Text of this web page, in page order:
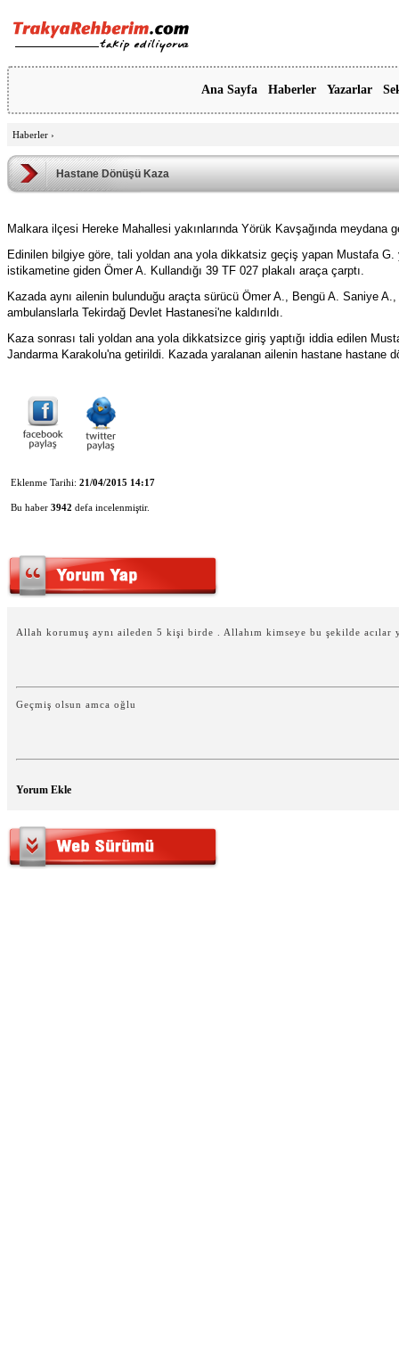
Ana Sayfa Haberler Yazarlar
Haberler ›
Hastane Dönüşü Kaza
Malkara ilçesi Hereke Mahallesi yakınlarında Yörük Kavşağında meydana
Edinilen bilgiye göre, tali yoldan ana yola dikkatsiz geçiş yapan Mustafa
istikametine giden Ömer A. Kullandığı 39 TF 027 plakalı araça çarptı.
Kazada aynı ailenin bulunduğu araçta sürücü Ömer A., Bengü A. Saniye
ambulanslarla Tekirdağ Devlet Hastanesi'ne kaldırıldı.
Kaza sonrası tali yoldan ana yola dikkatsizce giriş yaptığı iddia edilen
Jandarma Karakolu'na getirildi. Kazada yaralanan ailenin hastane hastane
Eklenme Tarihi: 21/04/2015 14:17
Bu haber 3942 defa incelenmiştir.
Allah korumuş aynı aileden 5 kişi birde . Allahım kimseye bu şekilde acılar
Geçmiş olsun amca oğlu
Yorum Ekle